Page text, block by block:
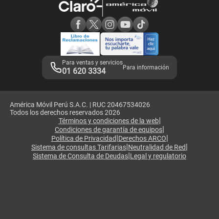
Adquirientes iPhone 6, 6S y SE
Mensaje de Seguridad
Términos y Condiciones de Tienda Claro
Libro de Reclamaciones
Legales de marketplace
Para ventas y servicios
01 620 3334 Para información
América Móvil Perú S.A.C. | RUC 20467534026
Todos los derechos reservados 2026
Términos y condiciones de la web|
Condiciones de garantía de equipos|
Política de Privacidad|Derechos ARCO|
Sistema de consultas Tarifarias|Neutralidad de Red|
Sistema de Consulta de Deudas|Legal y regulatorio